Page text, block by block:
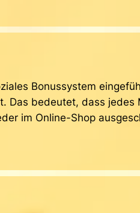
Bonussystem
Das bedeutet, dass jedes
im Online-Shop